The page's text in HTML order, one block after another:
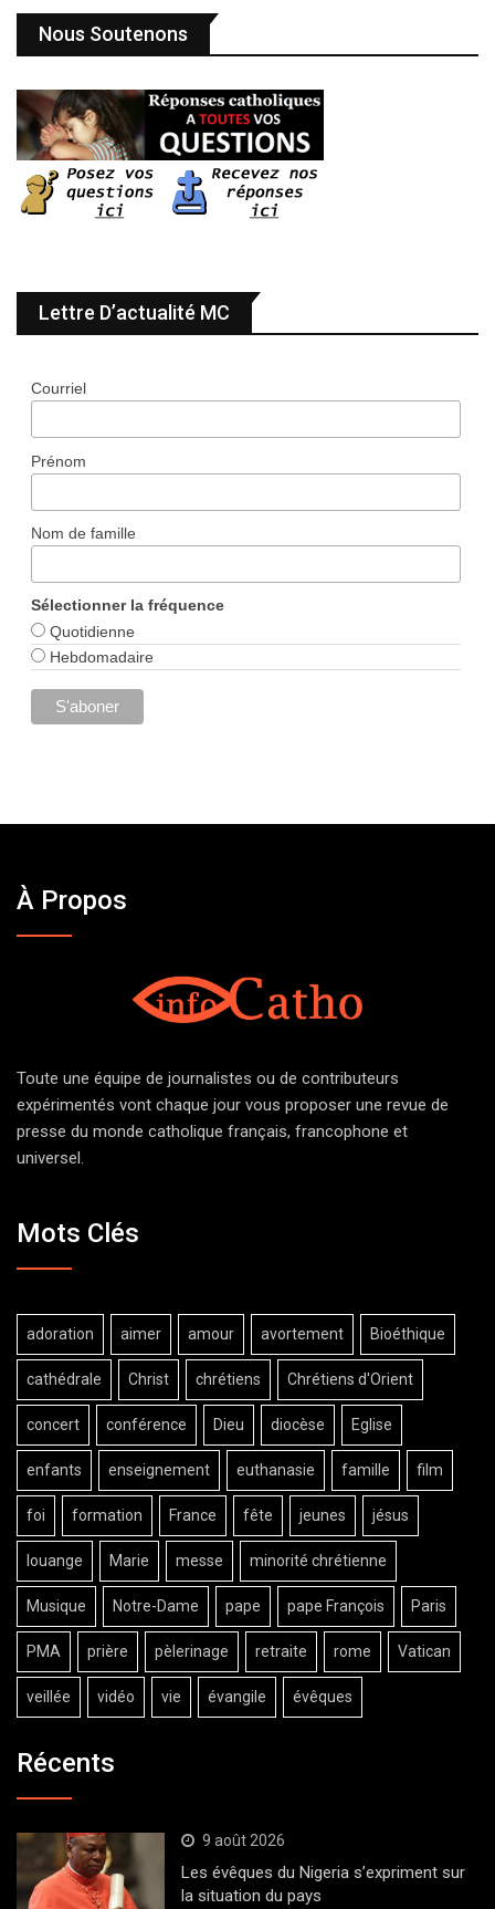
Nous Soutenons
Lettre D’actualité MC
Courriel
Prénom
Nom de famille
Sélectionner la fréquence
Quotidienne
Hebdomadaire
À Propos
Toute une équipe de journalistes ou de contributeurs
expérimentés vont chaque jour vous proposer une revue de
presse du monde catholique français, francophone et
universel.
Mots Clés
adoration aimer amour avortement Bioéthique
cathédrale Christ chrétiens Chrétiens d'Orient
concert conférence Dieu diocèse Eglise
enfants enseignement euthanasie famille film
foi formation France fête jeunes jésus
louange Marie messe minorité chrétienne
Musique Notre-Dame pape pape François Paris
PMA prière pèlerinage retraite rome Vatican
veillée vidéo vie évangile évêques
Récents
9 août 2026
Les évêques du Nigeria s’expriment sur
la situation du pays